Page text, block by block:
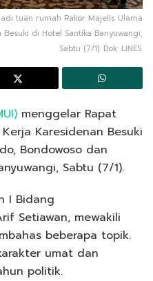
tuan rumah Rakor Majelis Ulama
di Hotel Santika Banyuwangi,
Sabtu (7/1). Dok: LINES.
menggelar Rapat
Karesidenan Besuki
Bondowoso dan
Sabtu (7/1).
I Bidang
Setiawan, mewakili
beberapa topik.
umat dan
politik.